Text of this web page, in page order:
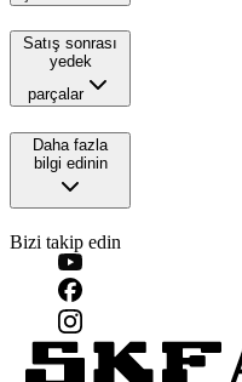
Satış sonrası
yedek
parçalar
Daha fazla
bilgi edinin
Bizi takip edin